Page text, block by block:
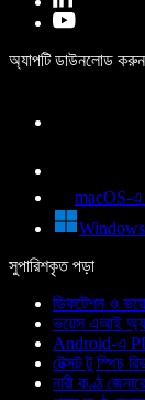
অ্যাপটি ডাউনলোড করুন
macOS-এ
সুপারিশকৃত পড়া
ডিকটেশন ও
ভয়েস এআই
Android-এ
টেক্সট টু স্পিচ
নারী কণ্ঠ